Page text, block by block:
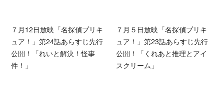
７月12日放映「名探偵プリキ
ュア！」第24話あらすじ先行
公開！「れいと解決！怪事
件！」
７月５日放映「名探偵プリキ
ュア！」第23話あらすじ先行
公開！「くれあと推理とアイ
スクリーム」